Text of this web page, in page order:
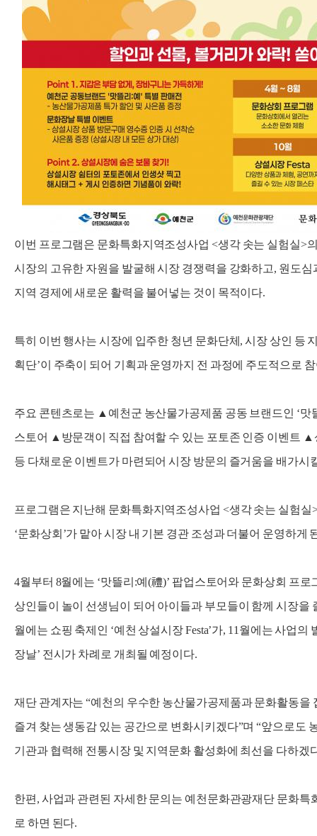
이번 프로그램은 문화특화지역조성사업 <생각 솟는 실험실>
시장의 고유한 자원을 발굴해 시장 경쟁력을 강화하고, 원도
지역 경제에 새로운 활력을 불어넣는 것이 목적이다.
특히 이번 행사는 시장에 입주한 청년 문화단체, 시장 상인 등
획단’이 주축이 되어 기획과 운영까지 전 과정에 주도적으로
주요 콘텐츠로는 ▲예천군 농산물가공제품 공동 브랜드인 ‘맛
스토어 ▲방문객이 직접 참여할 수 있는 포토존 인증 이벤트 ▲
등 다채로운 이벤트가 마련되어 시장 방문의 즐거움을 배가시
프로그램은 지난해 문화특화지역조성사업 <생각 솟는 실험실
‘문화상회’가 맡아 시장 내 기본 경관 조성과 더불어 운영하게
4월부터 8월에는 ‘맛뜰리:예(禮)’ 팝업스토어와 문화상회 프
상인들이 놀이 선생님이 되어 아이들과 부모들이 함께 시장을
월에는 쇼핑 축제인 ‘예천 상설시장 Festa’가, 11월에는 사업의
장날’ 전시가 차례로 개최될 예정이다.
재단 관계자는 “예천의 우수한 농산물가공제품과 문화활동을
즐겨 찾는 생동감 있는 공간으로 변화시키겠다”며 “앞으로도
기관과 협력해 전통시장 및 지역문화 활성화에 최선을 다하겠
한편, 사업과 관련된 자세한 문의는 예천문화관광재단 문화
로 하면 된다.